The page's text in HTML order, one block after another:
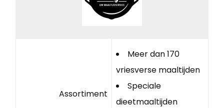
Assortiment
Meer dan 170
vriesverse maaltijden
Speciale
dieetmaaltijden